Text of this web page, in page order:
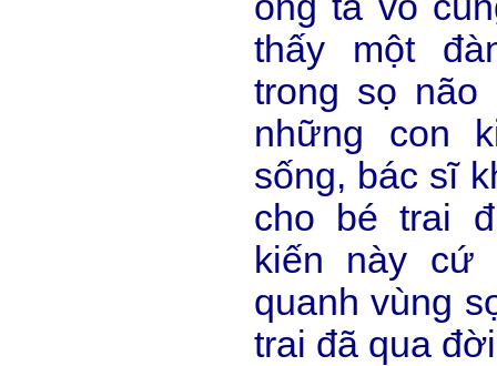
thấy một
trong sọ não
những con
sống, bác sĩ
cho bé trai
kiến này cứ
quanh vùng
trai đã qua